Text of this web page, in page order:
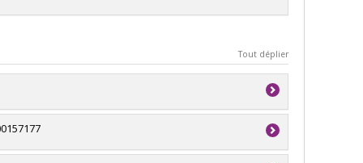
Tout déplier
Canada